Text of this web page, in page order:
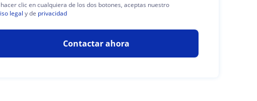
clic en cualquiera de los dos botones, aceptas nuestro
legal y de privacidad
Contactar ahora